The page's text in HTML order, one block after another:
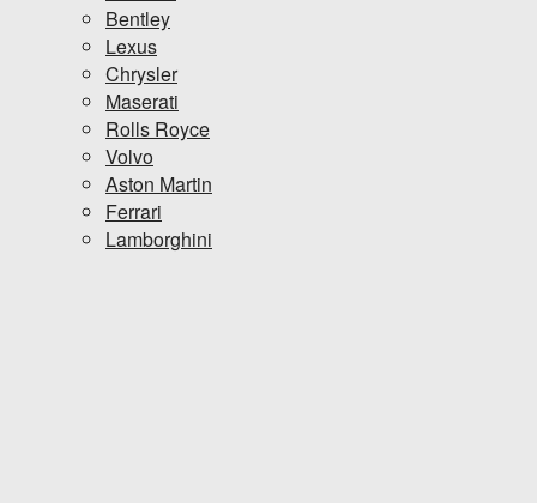
Bentley
Lexus
Chrysler
Maserati
Rolls Royce
Volvo
Aston Martin
Ferrari
Lamborghini